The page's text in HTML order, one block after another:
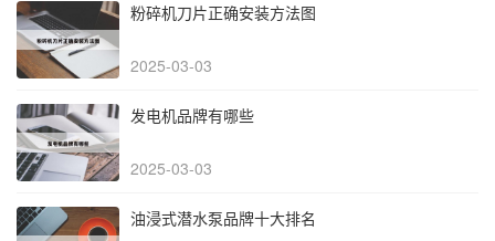
粉碎机刀片正确安装方法图
2025-03-03
发电机品牌有哪些
2025-03-03
油浸式潜水泵品牌十大排名